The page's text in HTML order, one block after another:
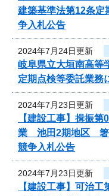
建築基準法第12条定
争入札公告
2024年7月24日更新
岐阜県立大垣南高等
定期点検等委託業務
2024年7月23日更新
【建設工事】揖振
業 池田2期地区 箸
競争入札公告
2024年7月23日更新
【建設工事】可治